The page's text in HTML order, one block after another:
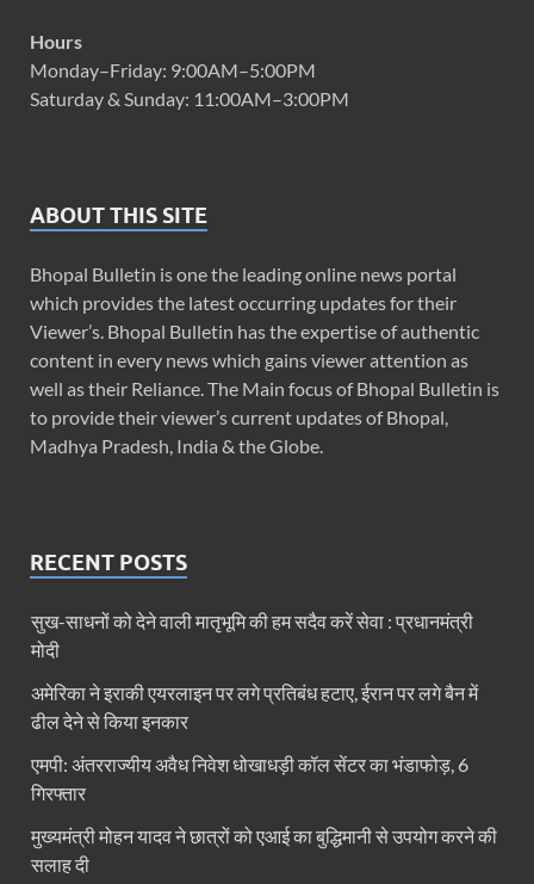
Hours
Monday–Friday: 9:00AM–5:00PM
Saturday & Sunday: 11:00AM–3:00PM
ABOUT THIS SITE
Bhopal Bulletin is one the leading online news portal
which provides the latest occurring updates for their
Viewer’s. Bhopal Bulletin has the expertise of authentic
content in every news which gains viewer attention as
well as their Reliance. The Main focus of Bhopal Bulletin is
to provide their viewer’s current updates of Bhopal,
Madhya Pradesh, India & the Globe.
RECENT POSTS
सुख-साधनों को देने वाली मातृभूमि की हम सदैव करें सेवा : प्रधानमंत्री
मोदी
अमेरिका ने इराकी एयरलाइन पर लगे प्रतिबंध हटाए, ईरान पर लगे बैन में
ढील देने से किया इनकार
एमपी: अंतरराज्यीय अवैध निवेश धोखाधड़ी कॉल सेंटर का भंडाफोड़, 6
गिरफ्तार
मुख्यमंत्री मोहन यादव ने छात्रों को एआई का बुद्धिमानी से उपयोग करने की
सलाह दी